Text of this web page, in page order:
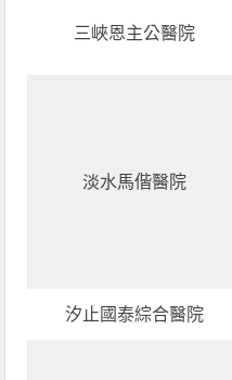
三峽恩主公醫院
淡水馬偕醫院
汐止國泰綜合醫院